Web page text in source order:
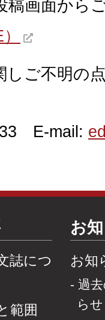
稿画面から
しご不明の
E-mail:
誌につ
範囲
お
お知
過
らせ